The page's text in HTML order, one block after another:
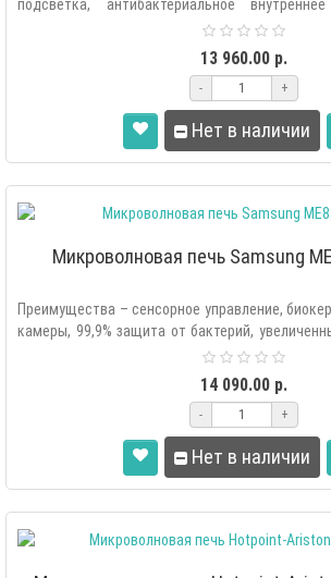
подсветка, антибактериальное
«EasyClean», экономия элект..
13 960.00 р.
- +
Нет в наличии
Микроволновая печь Samsung
Преимущества – сенсорное управление,
камеры, 99,9% защита от бактерий,
14 090.00 р.
- +
Нет в наличии